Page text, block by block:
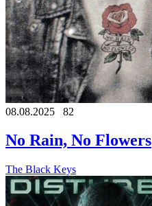
08.08.2025
82
No Rain, No Flowers
The Black Keys